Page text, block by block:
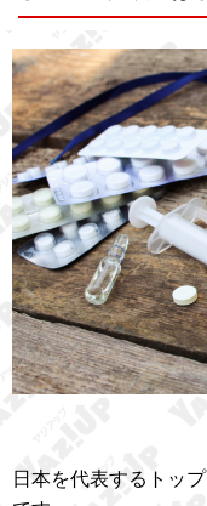
日本を代表するトッ